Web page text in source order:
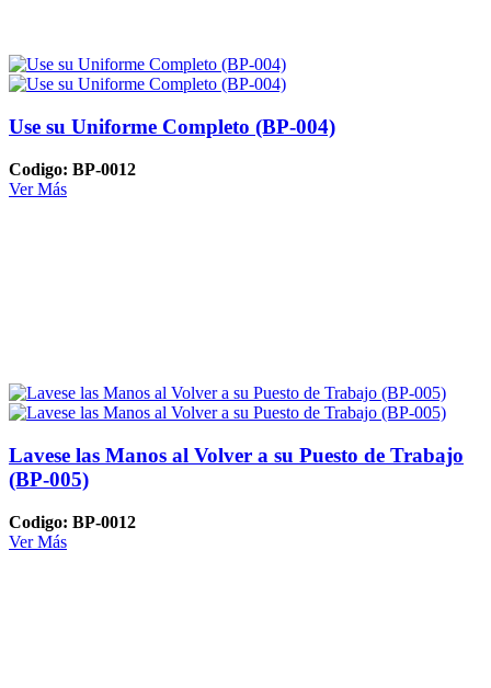
Use su Uniforme Completo (BP-004)
Codigo: BP-0012
Ver Más
Lavese las Manos al Volver a su Puesto de Trabajo
(BP-005)
Codigo: BP-0012
Ver Más